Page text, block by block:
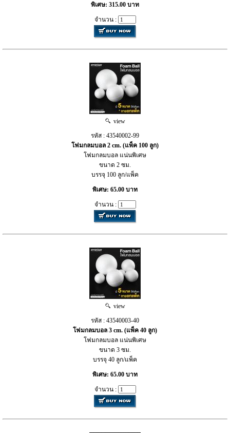
พิเศษ: 315.00 บาท
จำนวน :
view
รหัส : 43540002-99
โฟมกลมบอล 2 cm. (แพ็ค 100 ลูก)
โฟมกลมบอล แน่นพิเศษ
ขนาด 2 ซม.
บรรจุ 100 ลูก/แพ็ค
พิเศษ: 65.00 บาท
จำนวน :
view
รหัส : 43540003-40
โฟมกลมบอล 3 cm. (แพ็ค 40 ลูก)
โฟมกลมบอล แน่นพิเศษ
ขนาด 3 ซม.
บรรจุ 40 ลูก/แพ็ค
พิเศษ: 65.00 บาท
จำนวน :